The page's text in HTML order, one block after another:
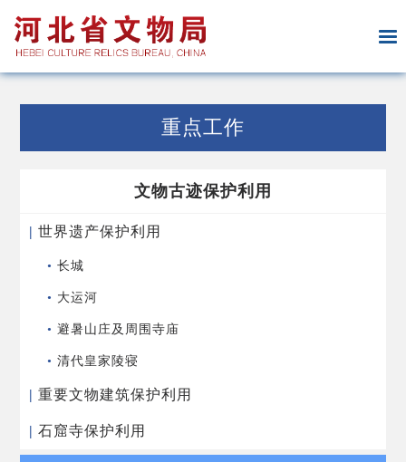
重点工作
文物古迹保护利用
| 世界遗产保护利用
• 长城
• 大运河
• 避暑山庄及周围寺庙
• 清代皇家陵寝
| 重要文物建筑保护利用
| 石窟寺保护利用